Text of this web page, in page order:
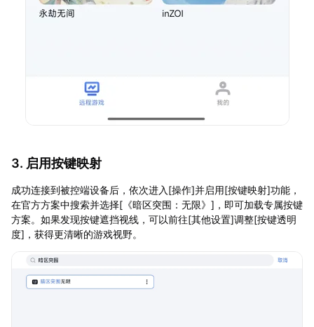
3. 启用按键映射
成功连接到被控端设备后，依次进入[操作]并启用[按键映射]功能，
在官方方案中搜索并选择[《暗区突围：无限》]，即可加载专属按键
方案。如果发现按键遮挡视线，可以前往[其他设置]调整[按键透明
度]，获得更清晰的游戏视野。